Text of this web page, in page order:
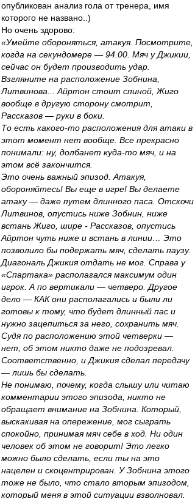
опубликован анализ гола от тренера, имя
которого не названо..)
Но очень здорово:
«Умейте обороняться, атакуя. Посмотрите,
когда на секундомере — 94.00. Мяч у Джикии,
сейчас он будет производить удар.
Взгляните на расположение Зобнина,
Литвинова... Айртон стоит спиной, Жиго
вообще в другую сторону смотрит,
Рассказов — руки в боки.
То есть какого-то расположения для атаки в
этот момент нет вообще. Все прекрасно
понимали: ну, долбанет куда-то мяч, и на
этом всё закончится.
Это очень важный эпизод. Атакуя,
обороняйтесь! Вы еще в игре! Вы делаете
атаку — даже путем длинного паса. Отскочи
Литвинов, опустись ниже Зобнин, ниже
встань Жиго, шире - Рассказов, опустись
Айртон чуть ниже и встань в линии… Это
позволило бы подержать мяч, сделать паузу.
Диагональ Джикия отдать не мог. Справа у
«Спартака» располагался максимум один
игрок. А по вертикали — четверо. Другое
дело — КАК они располагались и были ли
готовы к тому, что будет длинный пас и
нужно зацепиться за него, сохранить мяч.
Судя по расположению этой четверки —
нет, об этом никто даже не подозревал.
Соответственно, и Джикия сделал передачу
— лишь бы сделать.
Не понимаю, почему, когда слышу или читаю
комментарии этого эпизода, никто не
обращает внимание на Зобнина. Который,
выскакивая на опережение, мог сыграть
спокойно, принимая мяч себе в ход. Ни один
человек об этом не говорит! Это легко
можно было сделать, если ты на это
нацелен и скоцентрирован. У Зобнина этого
тоже не было, что стало вторым эпизодом,
который меня в этой ситуации взволновал.